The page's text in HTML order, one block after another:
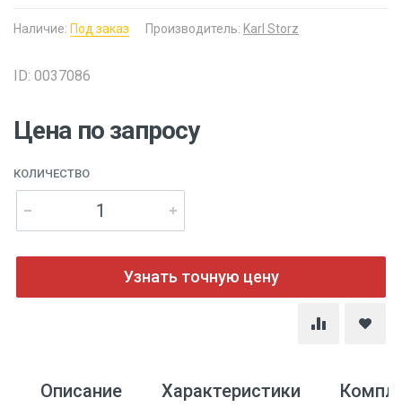
Наличие: Под заказ Производитель: Karl Storz
ID: 0037086
Цена по запросу
КОЛИЧЕСТВО
Узнать точную цену
Описание Характеристики